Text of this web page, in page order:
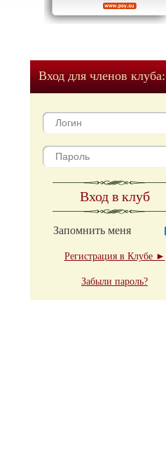
Вход для членов клуба:
Вход в клуб
Запомнить меня
Регистрация в Клубе ►
Забыли пароль?